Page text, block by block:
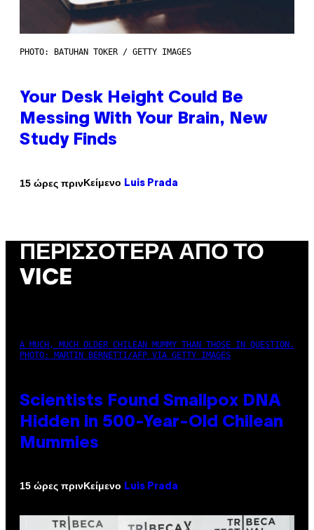
PHOTO: BATUHAN TOKER / GETTY IMAGES
Your Desk Height Could Be
Messing With Your Brain, New
Study Finds
15 ώρες πρινΚείμενο Luis Prada
ΠΕΡΙΣΣΌΤΕΡΑ ΑΠΌ ΤΟ
VICE
A MUCH, MUCH OLDER CHILEAN MUMMY THAN THOSE IN QUESTION.
PHOTO: MARTIN BERNETTI/AFP VIA GETTY IMAGES
Scientists Found Smallpox DNA
Hidden in 500-Year-Old Chilean
Mummies
15 ώρες πρινΚείμενο Luis Prada